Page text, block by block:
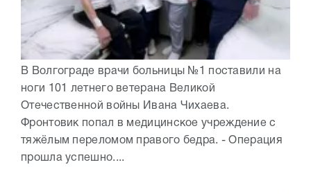
В Волгограде врачи больницы №1 поставили на
ноги 101 летнего ветерана Великой
Отечественной войны Ивана Чихаева.
Фронтовик попал в медицинское учреждение с
тяжёлым переломом правого бедра. - Операция
прошла успешно....